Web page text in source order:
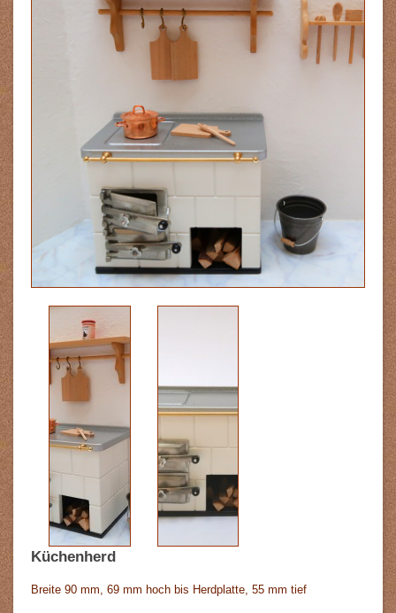
Küchenherd
Breite 90 mm, 69 mm hoch bis Herdplatte, 55 mm tief